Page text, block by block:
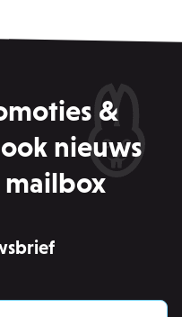
&
nieuws
mailbox
.zowizoo.be
Adobe Inc.
www.zowizoo.be